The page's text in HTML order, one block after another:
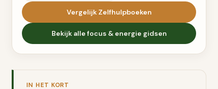
Vergelijk Zelfhulpboeken
Bekijk alle focus & energie gidsen
IN HET KORT